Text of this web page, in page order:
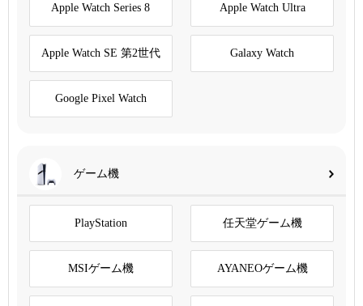
Apple Watch Series 8 Apple Watch Ultra
Apple Watch SE 第2世代 Galaxy Watch
Google Pixel Watch
ゲーム機
PlayStation 任天堂ゲーム機
MSIゲーム機 AYANEOゲーム機